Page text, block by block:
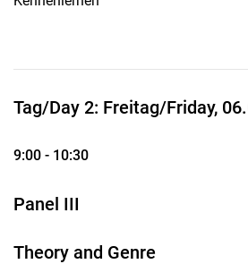
Tag/Day 2: Freitag/Friday,
9:00 - 10:30
Panel III
Theory and Genre